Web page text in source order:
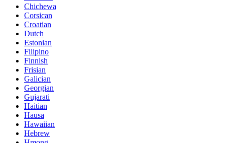
Chichewa
Corsican
Croatian
Dutch
Estonian
Filipino
Finnish
Frisian
Galician
Georgian
Gujarati
Haitian
Hausa
Hawaiian
Hebrew